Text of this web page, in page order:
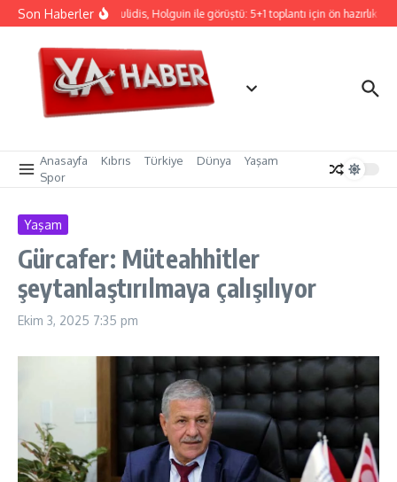
İçeriğe atla
Son HaberlerHristodulidis, Holguin ile görüştü: 5+1 toplantı için ön hazırlık
Anasayfa Kıbrıs Türkiye Dünya
Yaşam
Spor
Yaşam
Gürcafer: Müteahhitler
şeytanlaştırılmaya çalışılıyor
Ekim 3, 2025 7:35 pm